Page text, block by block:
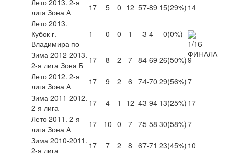
лига Зона А
17 5 0 12 57-89 15(29%) 14
Лето 2013.
Кубок г.
Владимира по
1 0 0 1 3-4 0(0%)
Зима 2012-2013.
2-я лига Зона Б 17 8 2 7 84-69 26(50%)9
Лето 2012. 2-я
лига Зона А
17 9 2 6 74-70 29(56%)7
Зима 2011-2012.
2-я лига
17 4 1 12 43-94 13(25%) 17
Лето 2011. 2-я
лига Зона А
17 10 0 7 75-58 30(58%)7
Зима 2010-2011.
2-я лига
17 7 2 8 67-71 23(45%) 10